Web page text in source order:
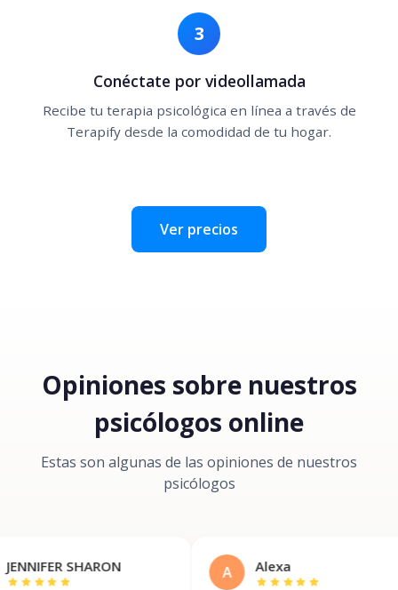
3
Conéctate por videollamada
Recibe tu terapia psicológica en línea a través de
Terapify desde la comodidad de tu hogar.
Ver precios
Opiniones sobre nuestros
psicólogos online
Estas son algunas de las opiniones de nuestros
psicólogos
SHARON
star
Alexa
star starstar star